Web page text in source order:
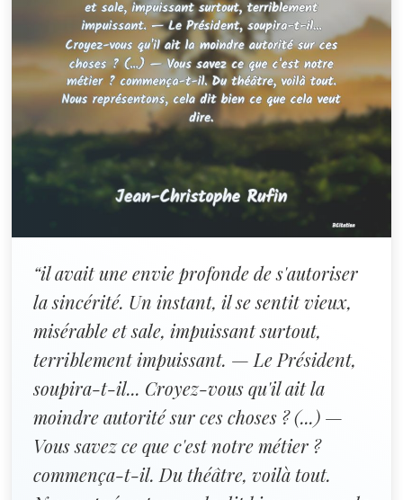
“il avait une envie profonde de s'autoriser
la sincérité. Un instant, il se sentit vieux,
misérable et sale, impuissant surtout,
terriblement impuissant. — Le Président,
soupira-t-il... Croyez-vous qu'il ait la
moindre autorité sur ces choses ? (...) —
Vous savez ce que c'est notre métier ?
commença-t-il. Du théâtre, voilà tout.